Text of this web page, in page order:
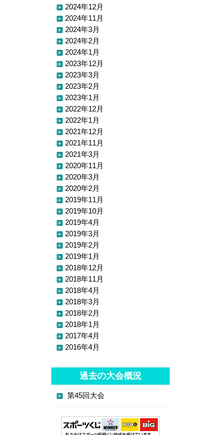
2024年12月
2024年11月
2024年3月
2024年2月
2024年1月
2023年12月
2023年3月
2023年2月
2023年1月
2022年12月
2022年1月
2021年12月
2021年11月
2021年3月
2020年11月
2020年3月
2020年2月
2019年11月
2019年10月
2019年4月
2019年3月
2019年2月
2019年1月
2018年12月
2018年11月
2018年4月
2018年3月
2018年2月
2018年1月
2017年4月
2016年4月
過去の大会概況
第45回大会